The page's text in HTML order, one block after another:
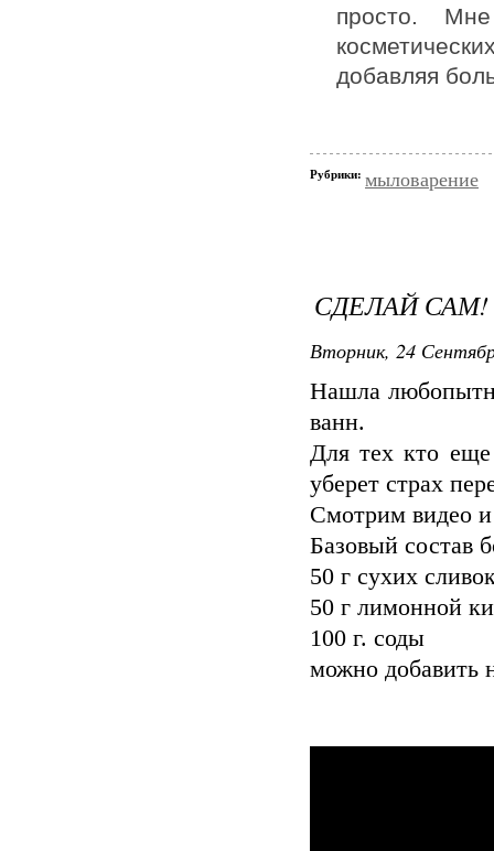
просто. Мне
добавляя
Рубрики: мыловарение
СДЕЛАЙ
Вторник, 24
Нашла
ванн.
Для тех кто еще
уберет страх
Смотрим видео
Базовый состав
50 г сухих
50 г лимонной
100 г. соды
можно добавить